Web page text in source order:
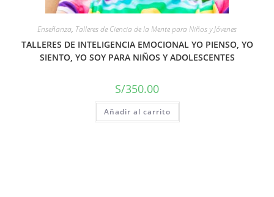
Enseñanza, Talleres de Ciencia de la Mente para Niños y Jóvenes
TALLERES DE INTELIGENCIA EMOCIONAL YO PIENSO, YO
SIENTO, YO SOY PARA NIÑOS Y ADOLESCENTES
S/350.00
Añadir al carrito